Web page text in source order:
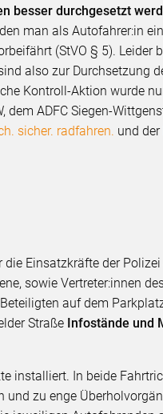
besser durchgesetzt
man als Autofahrer:in
(StVO § 5). Leider
also zur Durchsetzung
Kontroll-Aktion wurde
dem ADFC Siegen-
sicher. radfahren. und der
Einsatzkräfte der Polizei
sowie Vertreter:innen
auf dem
Straße Infostände und
installiert. In beide
und zu enge